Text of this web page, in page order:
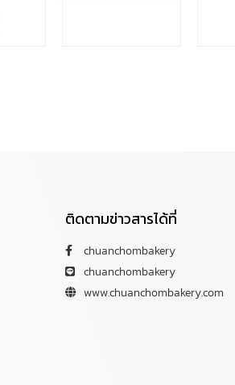
ติดตามข่าวสารได้ที่
chuanchombakery
chuanchombakery
www.chuanchombakery.com